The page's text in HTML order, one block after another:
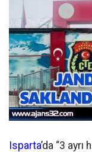
Isparta’da “3